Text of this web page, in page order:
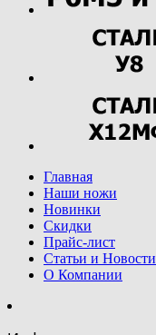
Главная
Наши ножи
Новинки
Скидки
Прайс-лист
Статьи и Новости
О Компании